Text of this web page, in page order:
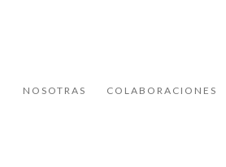
NOSOTRAS COLABORACIONES